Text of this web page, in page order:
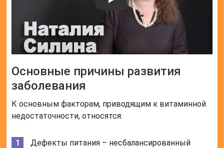
Основные причины развития
заболевания
К основным факторам, приводящим к витаминной
недостаточности, относятся:
Дефекты питания – несбалансированный